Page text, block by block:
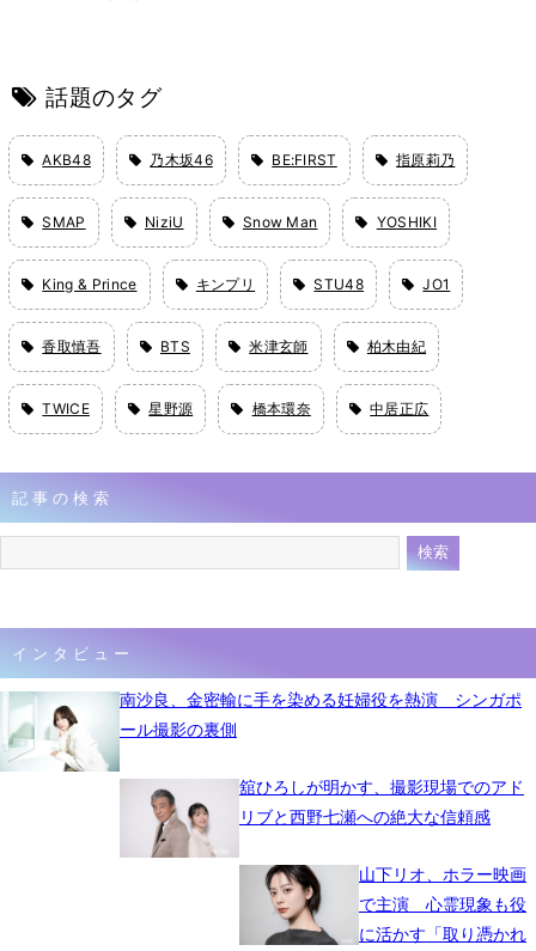
話題のタグ
AKB48 乃木坂46 BE:FIRST 指原莉乃
SMAP NiziU Snow Man YOSHIKI
King & Prince キンプリ STU48 JO1
香取慎吾 BTS 米津玄師 柏木由紀
TWICE 星野源 橋本環奈 中居正広
記事の検索
インタビュー
南沙良、金密輸に手を染める妊婦役を熱演 シンガポ
ール撮影の裏側
舘ひろしが明かす、撮影現場でのアド
リブと西野七瀬への絶大な信頼感
山下リオ、ホラー映画
で主演 心霊現象も役
に活かす「取り憑かれ